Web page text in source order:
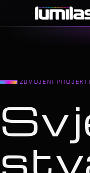
IZDVOJENI PROJEKTI